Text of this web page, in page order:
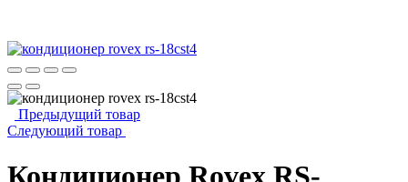
Предыдущий товар
Следующий товар
Кондиционер Rovex RS-